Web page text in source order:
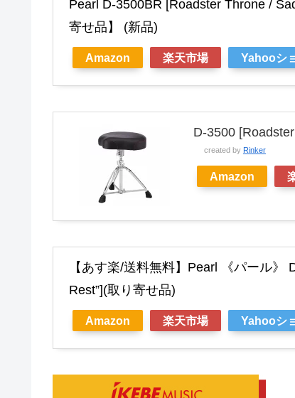
Pearl D-3500BR [Roadster Throne /
寄せ品】 (新品)
Amazon 楽天市場 Yahooシ
D-3500
created by Rinker
Amazon
【あす楽/送料無料】Pearl 《パール》
Rest”](取り寄せ品)
Amazon 楽天市場 Yahooシ